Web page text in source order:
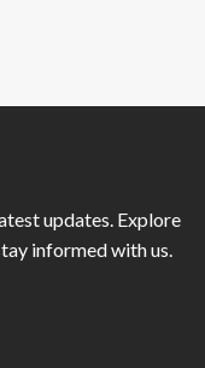
updates. Explore
informed with us.